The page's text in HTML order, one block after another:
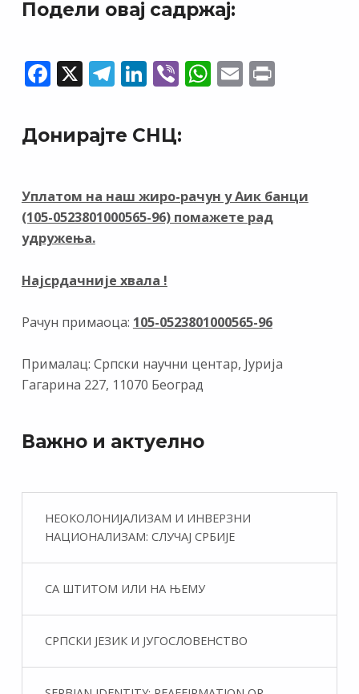
Подели овај садржај:
F
ac
e
b
o
k
X T
el
e
gr
m
Li
n
k
e
n
Vi
b
er
W
h
p
p
E
m
Pr
Донирајте СНЦ:
Уплатом на наш жиро-рачун у Аик банци
(105-0523801000565-96) помажете рад
удружења.
Најсрдачније хвала !
Рачун примаоца: 105-0523801000565-96
Прималац: Српски научни центар, Јурија
Гагарина 227, 11070 Београд
Важно и актуелно
НЕОКОЛОНИЈАЛИЗАМ И ИНВЕРЗНИ
НАЦИОНАЛИЗАМ: СЛУЧАЈ СРБИЈЕ
СА ШТИТОМ ИЛИ НА ЊЕМУ
СРПСКИ ЈЕЗИК И ЈУГОСЛОВЕНСТВО